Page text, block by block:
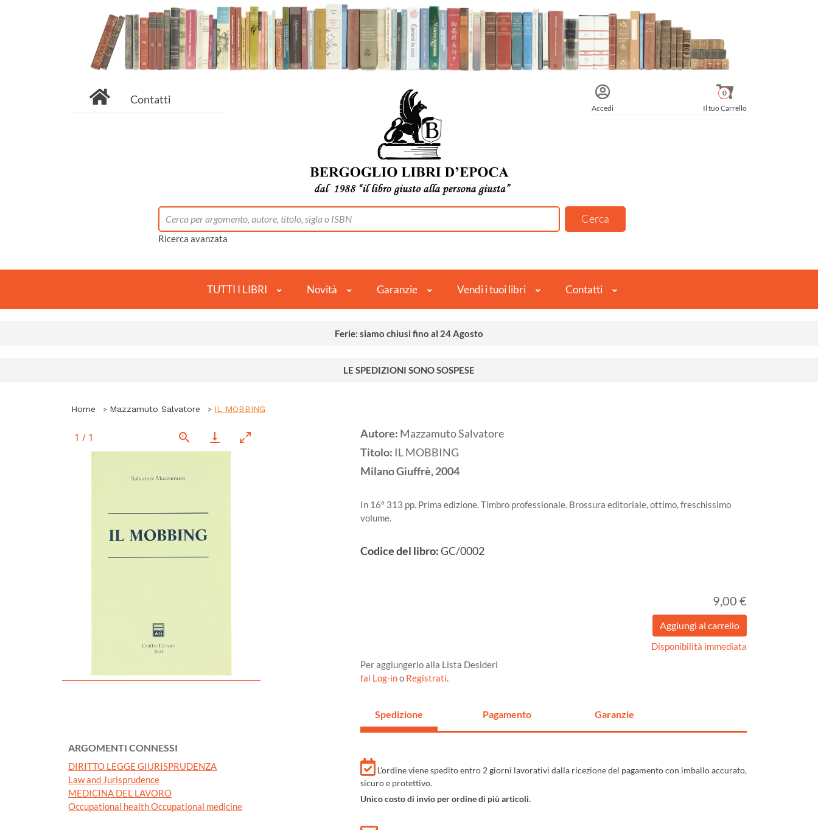
Contatti
Accedi Il tuo Carrello
0
Ricerca avanzata
TUTTI I LIBRI Novità Garanzie Vendi i tuoi libri Contatti
Ferie: siamo chiusi fino al 24 Agosto
LE SPEDIZIONI SONO SOSPESE
Home Mazzamuto Salvatore IL MOBBING
1 / 1
ARGOMENTI CONNESSI
DIRITTO LEGGE GIURISPRUDENZA
Law and Jurisprudence
MEDICINA DEL LAVORO
Occupational health Occupational medicine
Autore: Mazzamuto Salvatore
Titolo: IL MOBBING
MilanoGiuffrè,2004
In 16º 313 pp. Prima edizione. Timbro professionale. Brossura editoriale, ottimo, freschissimo
volume.
Codice del libro:GC/0002
9,00 €
Disponibilità immediata
Per aggiungerlo alla Lista Desideri
fai Log-ino Registrati.
Spedizione Pagamento Garanzie
L'ordine viene spedito entro 2 giorni lavorativi dalla ricezione del pagamento con imballo accurato,
sicuro e protettivo.
Unico costo di invio per ordine di più articoli.